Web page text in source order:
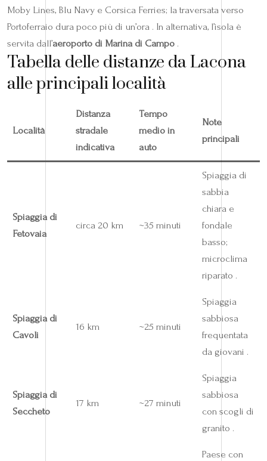
Moby Lines, Blu Navy e Corsica Ferries; la traversata verso
Portoferraio dura poco più di un’ora . In alternativa, l’isola è
servita dall’aeroporto di Marina di Campo .
Tabella delle distanze da Lacona
alle principali località
Località
Distanza
stradale
indicativa
Tempo
medio in
auto
Note
principali
Spiaggia di
Fetovaia
circa 20 km ~35 minuti
Spiaggia di
sabbia
chiara e
fondale
basso;
microclima
riparato .
Spiaggia di
Cavoli
16 km ~25 minuti
Spiaggia
sabbiosa
frequentata
da giovani .
Spiaggia di
Seccheto
17 km ~27 minuti
Spiaggia
sabbiosa
con scogli di
granito .
Paese con